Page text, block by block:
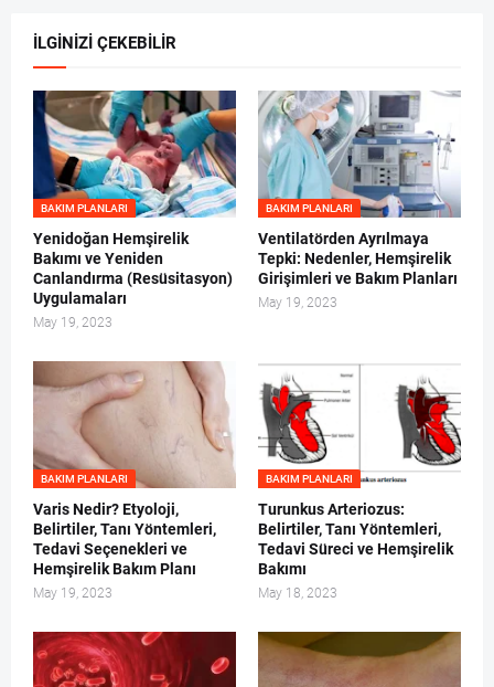
İLGİNİZİ ÇEKEBİLİR
BAKIM PLANLARI
Yenidoğan Hemşirelik
Bakımı ve Yeniden
Canlandırma (Resüsitasyon)
Uygulamaları
May 19, 2023
BAKIM PLANLARI
Ventilatörden Ayrılmaya
Tepki: Nedenler, Hemşirelik
Girişimleri ve Bakım Planları
May 19, 2023
BAKIM PLANLARI
Varis Nedir? Etyoloji,
Belirtiler, Tanı Yöntemleri,
Tedavi Seçenekleri ve
Hemşirelik Bakım Planı
May 19, 2023
BAKIM PLANLARI
Turunkus Arteriozus:
Belirtiler, Tanı Yöntemleri,
Tedavi Süreci ve Hemşirelik
Bakımı
May 18, 2023